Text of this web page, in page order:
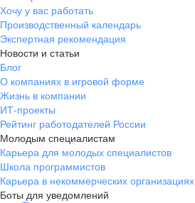
Хочу у вас работать
Производственный календарь
Экспертная рекомендация
Новости и статьи
Блог
О компаниях в игровой форме
Жизнь в компании
ИТ-проекты
Рейтинг работодателей России
Молодым специалистам
Карьера для молодых специалистов
Школа программистов
Карьера в некоммерческих организациях
Боты для уведомлений